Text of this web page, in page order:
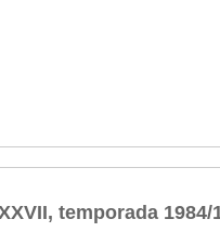
temporada 1984/